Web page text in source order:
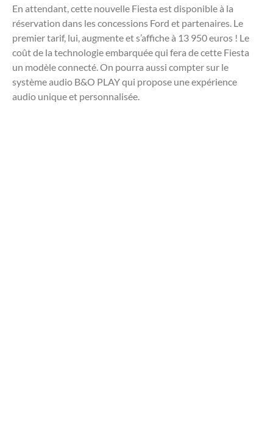
En attendant, cette nouvelle Fiesta est disponible à la
réservation dans les concessions Ford et partenaires. Le
premier tarif, lui, augmente et s’affiche à 13 950 euros ! Le
coût de la technologie embarquée qui fera de cette Fiesta
un modèle connecté. On pourra aussi compter sur le
système audio B&O PLAY qui propose une expérience
audio unique et personnalisée.